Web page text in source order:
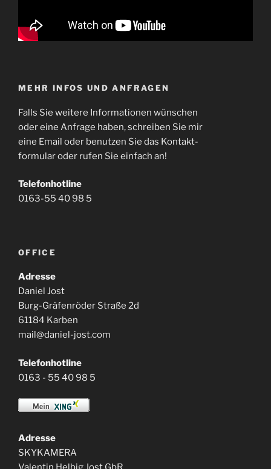
MEHR INFOS UND ANFRAGEN
Falls Sie weitere Informationen wünschen
oder eine Anfrage haben, schreiben Sie mir
eine Email oder benutzen Sie das Kontakt-
formular oder rufen Sie einfach an!
Telefonhotline
0163-55 40 98 5
OFFICE
Adresse
Daniel Jost
Burg-Gräfenröder Straße 2d
61184 Karben
mail@daniel-jost.com
Telefonhotline
0163 - 55 40 98 5
Adresse
SKYKAMERA